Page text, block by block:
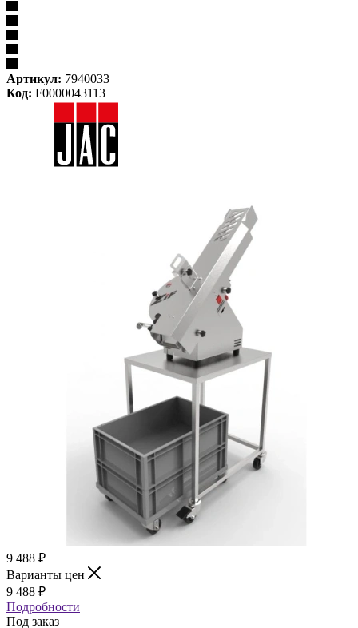
Артикул: 7940033
Код: F0000043113
9 488 ₽
Варианты цен
9 488 ₽
Подробности
Под заказ